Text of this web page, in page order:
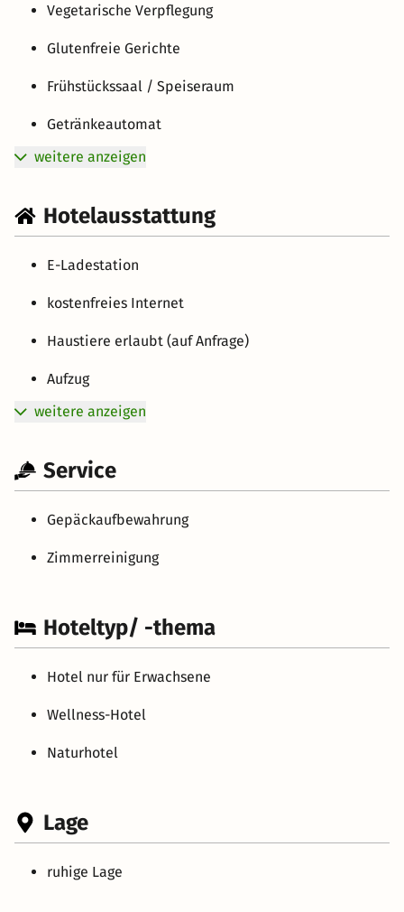
Vegetarische Verpflegung
Glutenfreie Gerichte
Frühstückssaal / Speiseraum
Getränkeautomat
weitere anzeigen
Hotelausstattung
E-Ladestation
kostenfreies Internet
Haustiere erlaubt (auf Anfrage)
Aufzug
weitere anzeigen
Service
Gepäckaufbewahrung
Zimmerreinigung
Hoteltyp/ -thema
Hotel nur für Erwachsene
Wellness-Hotel
Naturhotel
Lage
ruhige Lage